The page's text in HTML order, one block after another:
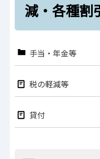
減・各種割
手当・年金等
税の軽減等
貸付